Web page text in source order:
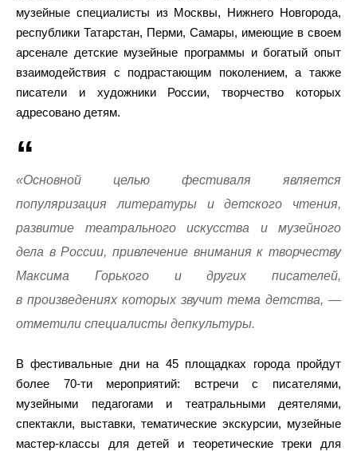
музейные специалисты из Москвы, Нижнего Новгорода,
республики Татарстан, Перми, Самары, имеющие в своем
арсенале детские музейные программы и богатый опыт
взаимодействия с подрастающим поколением, а также
писатели и художники России, творчество которых
адресовано детям.
«Основной целью фестиваля является
популяризация литературы и детского чтения,
развитие театрального искусства и музейного
дела в России, привлечение внимания к творчеству
Максима Горького и других писателей,
в произведениях которых звучит тема детства, —
отметили специалисты депкультуры.
В фестивальные дни на 45 площадках города пройдут
более 70-ти мероприятий: встречи с писателями,
музейными педагогами и театральными деятелями,
спектакли, выставки, тематические экскурсии, музейные
мастер-классы для детей и теоретические треки для